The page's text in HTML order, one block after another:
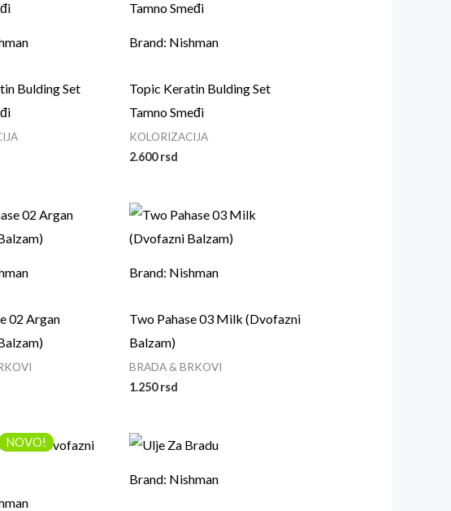
Bulding Set
Brand: Nishman
Topic Keratin Bulding Set
Tamno Smeđi
KOLORIZACIJA
2.600rsd
02 Argan
Brand: Nishman
Two Pahase 03 Milk (Dvofazni
Balzam)
BRADA & BRKOVI
1.250rsd
NOVO!
Brand: Nishman